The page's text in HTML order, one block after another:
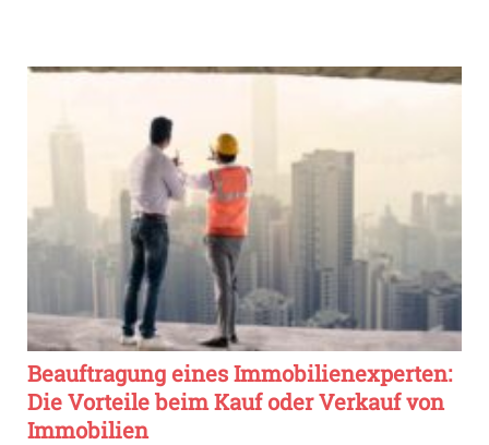
Beauftragung eines Immobilienexperten:
Die Vorteile beim Kauf oder Verkauf von
Immobilien